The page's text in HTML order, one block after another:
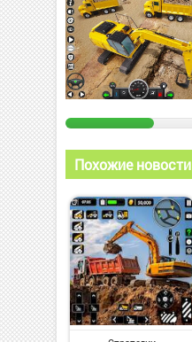
Похожие новости